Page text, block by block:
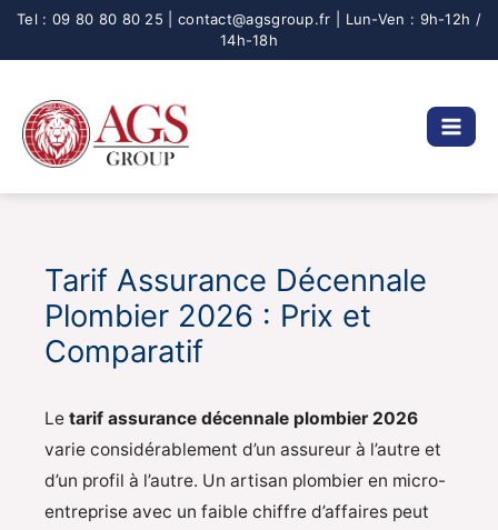
Aller
Tarif Assurance Décennale
Plombier 2026 : Prix et
Comparatif
Le tarif assurance décennale plombier 2026
varie considérablement d’un assureur à l’autre et
d’un profil à l’autre. Un artisan plombier en micro-
entreprise avec un faible chiffre d’affaires peut